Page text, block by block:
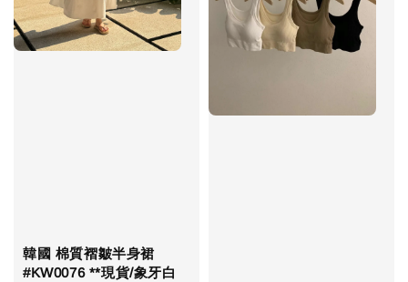
韓國 棉質褶皺半身裙
#KW0076 **現貨/象牙白